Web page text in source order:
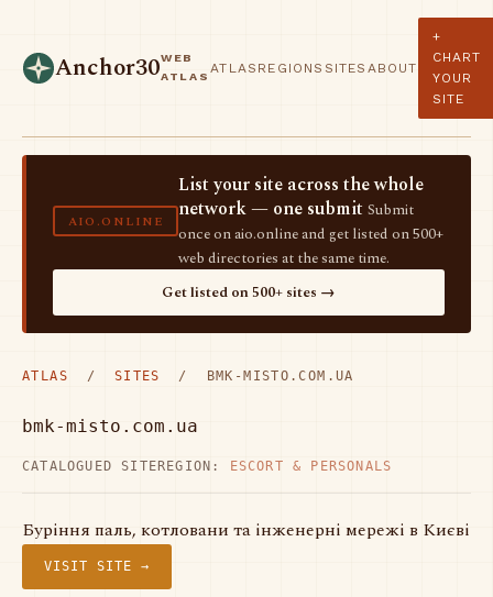
Anchor30WEB
ATLAS
ATLAS REGIONS SITES ABOUT
+
CHART
YOUR
SITE
AIO.ONLINE
List your site across the whole
network — one submit Submit
once on aio.online and get listed on 500+
web directories at the same time.
Get listed on 500+ sites →
ATLAS / SITES / BMK-MISTO.COM.UA
bmk-misto.com.ua
CATALOGUED SITE REGION: ESCORT & PERSONALS
Буріння паль, котловани та інженерні мережі в Києві
VISIT SITE →